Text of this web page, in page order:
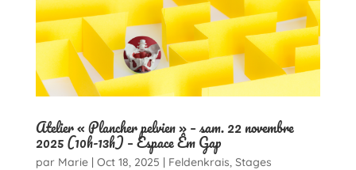
Atelier « Plancher pelvien » – sam. 22 novembre
2025 (10h-13h) – Espace Êm Gap
par Marie| Oct 18, 2025 | Feldenkrais, Stages